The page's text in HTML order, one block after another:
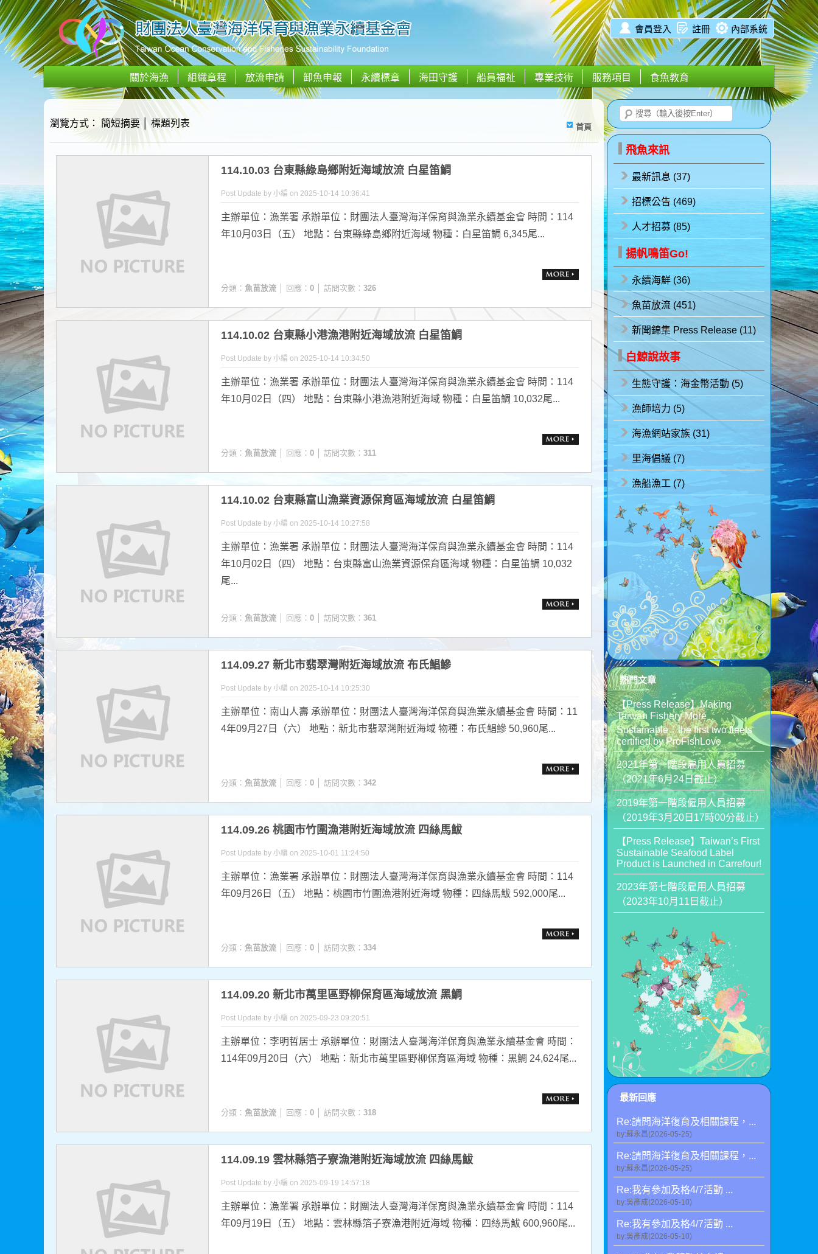
會員登入 註冊 內部系統
關於海漁 組織章程 放流申請 卸魚申報 永續標章 海田守護 船員福祉 專業技術 服務項目 食魚教育
飛魚來訊
最新訊息 (37)
招標公告 (469)
人才招募 (85)
揚帆鳴笛Go!
永續海鮮 (36)
魚苗放流 (451)
新聞錦集 Press Release (11)
白鯨說故事
生態守護：海金幣活動 (5)
漁師培力 (5)
海漁網站家族 (31)
里海倡議 (7)
漁船漁工 (7)
熱門文章
【Press Release】Making
Taiwan Fishery More
Sustainable：the first two fleets
certified by ProFishLove
2021年第一階段雇用人員招募
（2021年6月24日截止）
2019年第一階段僱用人員招募
（2019年3月20日17時00分截止）
【Press Release】Taiwan’s First
Sustainable Seafood Label
Product is Launched in Carrefour!
2023年第七階段雇用人員招募
（2023年10月11日截止）
最新回應
Re:請問海洋復育及相關課程，...
by:蘇永昌(2026-05-25)
Re:請問海洋復育及相關課程，...
by:蘇永昌(2026-05-25)
Re:我有參加及格4/7活動 ...
by:吳彥成(2026-05-10)
Re:我有參加及格4/7活動 ...
by:吳彥成(2026-05-10)
瀏覽方式： 簡短摘要 │ 標題列表 首頁
114.10.03 台東縣綠島鄉附近海域放流 白星笛鯛
Post Update by 小編 on 2025-10-14 10:36:41
主辦單位：漁業署 承辦單位：財團法人臺灣海洋保育與漁業永續基金會 時間：114
年10月03日（五） 地點：台東縣綠島鄉附近海域 物種：白星笛鯛 6,345尾...
分類： 魚苗放流 │ 回應： 0 │ 訪問次數： 326
114.10.02 台東縣小港漁港附近海域放流 白星笛鯛
Post Update by 小編 on 2025-10-14 10:34:50
主辦單位：漁業署 承辦單位：財團法人臺灣海洋保育與漁業永續基金會 時間：114
年10月02日（四） 地點：台東縣小港漁港附近海域 物種：白星笛鯛 10,032尾...
分類： 魚苗放流 │ 回應： 0 │ 訪問次數： 311
114.10.02 台東縣富山漁業資源保育區海域放流 白星笛鯛
Post Update by 小編 on 2025-10-14 10:27:58
主辦單位：漁業署 承辦單位：財團法人臺灣海洋保育與漁業永續基金會 時間：114
年10月02日（四） 地點：台東縣富山漁業資源保育區海域 物種：白星笛鯛 10,032
尾...
分類： 魚苗放流 │ 回應： 0 │ 訪問次數： 361
114.09.27 新北市翡翠灣附近海域放流 布氏鯧鰺
Post Update by 小編 on 2025-10-14 10:25:30
主辦單位：南山人壽 承辦單位：財團法人臺灣海洋保育與漁業永續基金會 時間：11
4年09月27日（六） 地點：新北市翡翠灣附近海域 物種：布氏鯧鰺 50,960尾...
分類： 魚苗放流 │ 回應： 0 │ 訪問次數： 342
114.09.26 桃園市竹圍漁港附近海域放流 四絲馬鮁
Post Update by 小編 on 2025-10-01 11:24:50
主辦單位：漁業署 承辦單位：財團法人臺灣海洋保育與漁業永續基金會 時間：114
年09月26日（五） 地點：桃園市竹圍漁港附近海域 物種：四絲馬鮁 592,000尾...
分類： 魚苗放流 │ 回應： 0 │ 訪問次數： 334
114.09.20 新北市萬里區野柳保育區海域放流 黑鯛
Post Update by 小編 on 2025-09-23 09:20:51
主辦單位：李明哲居士 承辦單位：財團法人臺灣海洋保育與漁業永續基金會 時間：
114年09月20日（六） 地點：新北市萬里區野柳保育區海域 物種：黑鯛 24,624尾...
分類： 魚苗放流 │ 回應： 0 │ 訪問次數： 318
114.09.19 雲林縣箔子寮漁港附近海域放流 四絲馬鮁
Post Update by 小編 on 2025-09-19 14:57:18
主辦單位：漁業署 承辦單位：財團法人臺灣海洋保育與漁業永續基金會 時間：114
年09月19日（五） 地點：雲林縣箔子寮漁港附近海域 物種：四絲馬鮁 600,960尾...